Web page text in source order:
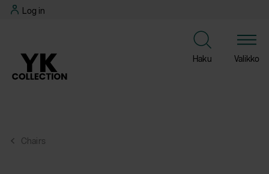
Skip Log in
Haku Valikko
Chairs